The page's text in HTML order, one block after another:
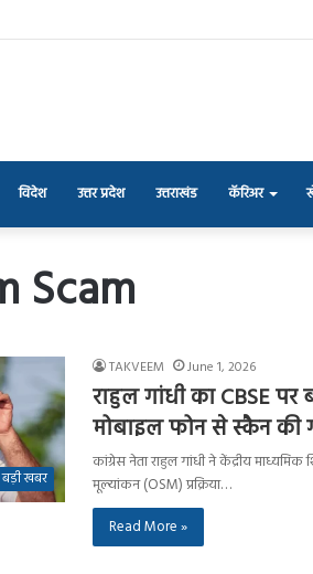
विदेश उत्तर प्रदेश उत्तराखंड कॅरिअर
Scam
बड़ी खबर
TAKVEEM June 1, 2026
राहुल गांधी का CBSE
मोबाइल फोन से स्कैन की
कांग्रेस नेता राहुल गांधी ने केंद्रीय
मूल्यांकन (OSM) प्रक्रिया…
Read More »